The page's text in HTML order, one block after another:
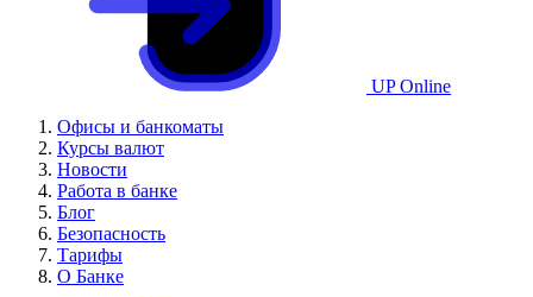
UP Online
Офисы и банкоматы
Курсы валют
Новости
Работа в банке
Блог
Безопасность
Тарифы
О Банке